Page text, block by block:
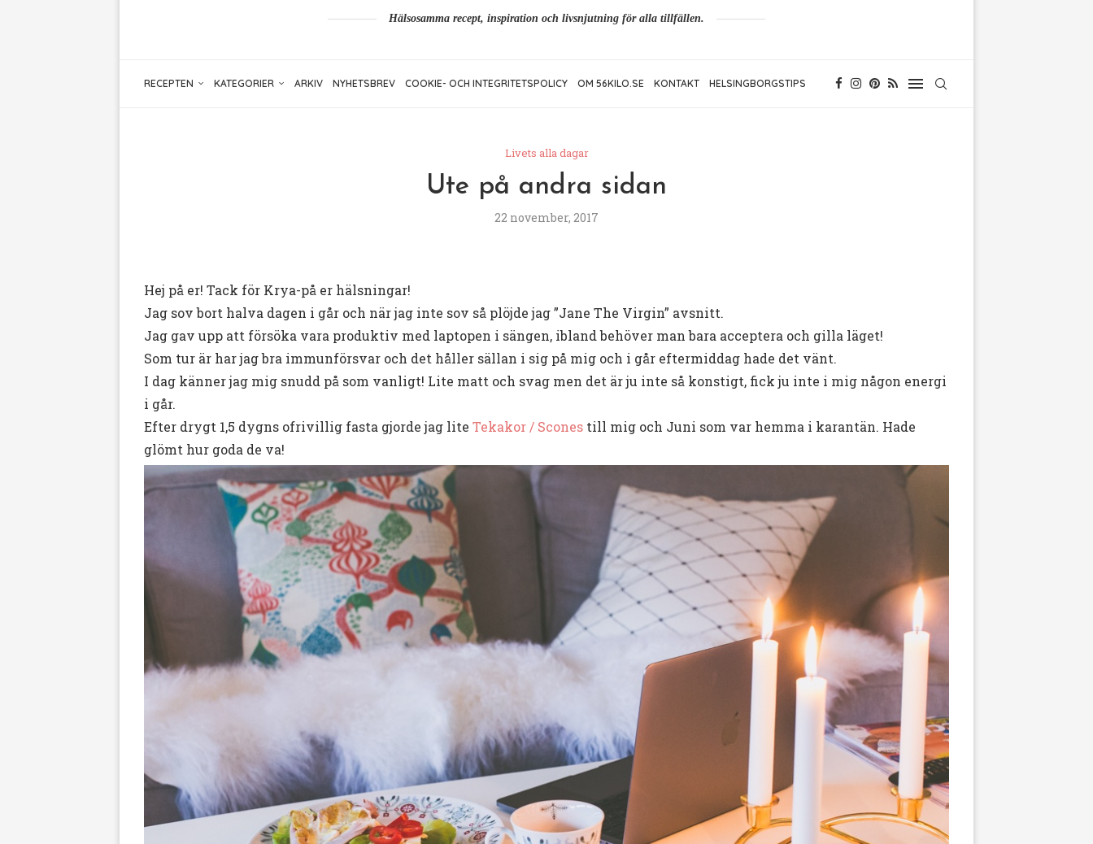
Hälsosamma recept, inspiration och livsnjutning för alla tillfällen.
RECEPTEN KATEGORIER ARKIV NYHETSBREV COOKIE- OCH INTEGRITETSPOLICY OM 56KILO.SE KONTAKT HELSINGBORGSTIPS
Livets alla dagar
Ute på andra sidan
22 november, 2017
Hej på er! Tack för Krya-på er hälsningar!
Jag sov bort halva dagen i går och när jag inte sov så plöjde jag ”Jane The Virgin” avsnitt.
Jag gav upp att försöka vara produktiv med laptopen i sängen, ibland behöver man bara acceptera och gilla läget!
Som tur är har jag bra immunförsvar och det håller sällan i sig på mig och i går eftermiddag hade det vänt.
I dag känner jag mig snudd på som vanligt! Lite matt och svag men det är ju inte så konstigt, fick ju inte i mig någon energi
i går.
Efter drygt 1,5 dygns ofrivillig fasta gjorde jag lite Tekakor / Scones till mig och Juni som var hemma i karantän. Hade
glömt hur goda de va!